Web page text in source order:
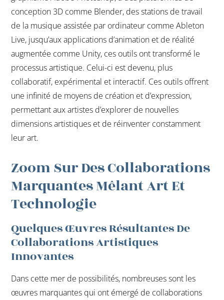
conception 3D comme Blender, des stations de travail
de la musique assistée par ordinateur comme Ableton
Live, jusqu’aux applications d’animation et de réalité
augmentée comme Unity, ces outils ont transformé le
processus artistique. Celui-ci est devenu, plus
collaboratif, expérimental et interactif. Ces outils offrent
une infinité de moyens de création et d’expression,
permettant aux artistes d’explorer de nouvelles
dimensions artistiques et de réinventer constamment
leur art.
Zoom Sur Des Collaborations
Marquantes Mêlant Art Et
Technologie
Quelques Œuvres Résultantes De
Collaborations Artistiques
Innovantes
Dans cette mer de possibilités, nombreuses sont les
œuvres marquantes qui ont émergé de collaborations